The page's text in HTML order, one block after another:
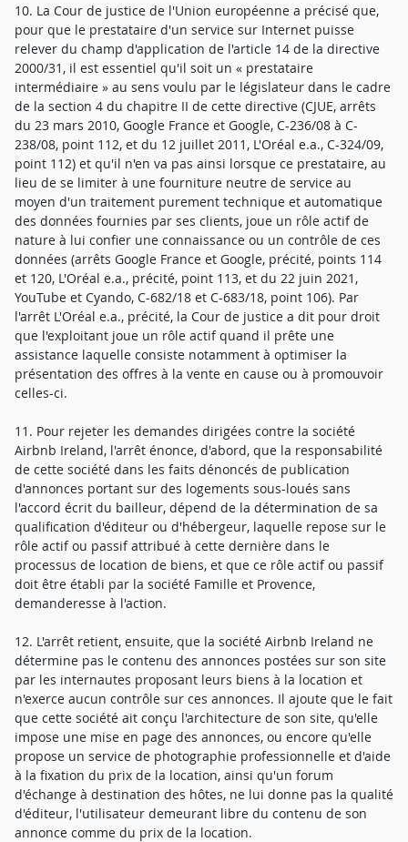
10. La Cour de justice de l'Union européenne a précisé que,
pour que le prestataire d'un service sur Internet puisse
relever du champ d'application de l'article 14 de la directive
2000/31, il est essentiel qu'il soit un « prestataire
intermédiaire » au sens voulu par le législateur dans le cadre
de la section 4 du chapitre II de cette directive (CJUE, arrêts
du 23 mars 2010, Google France et Google, C-236/08 à C-
238/08, point 112, et du 12 juillet 2011, L'Oréal e.a., C-324/09,
point 112) et qu'il n'en va pas ainsi lorsque ce prestataire, au
lieu de se limiter à une fourniture neutre de service au
moyen d'un traitement purement technique et automatique
des données fournies par ses clients, joue un rôle actif de
nature à lui confier une connaissance ou un contrôle de ces
données (arrêts Google France et Google, précité, points 114
et 120, L'Oréal e.a., précité, point 113, et du 22 juin 2021,
YouTube et Cyando, C-682/18 et C-683/18, point 106). Par
l'arrêt L'Oréal e.a., précité, la Cour de justice a dit pour droit
que l'exploitant joue un rôle actif quand il prête une
assistance laquelle consiste notamment à optimiser la
présentation des offres à la vente en cause ou à promouvoir
celles-ci.
11. Pour rejeter les demandes dirigées contre la société
Airbnb Ireland, l'arrêt énonce, d'abord, que la responsabilité
de cette société dans les faits dénoncés de publication
d'annonces portant sur des logements sous-loués sans
l'accord écrit du bailleur, dépend de la détermination de sa
qualification d'éditeur ou d'hébergeur, laquelle repose sur le
rôle actif ou passif attribué à cette dernière dans le
processus de location de biens, et que ce rôle actif ou passif
doit être établi par la société Famille et Provence,
demanderesse à l'action.
12. L'arrêt retient, ensuite, que la société Airbnb Ireland ne
détermine pas le contenu des annonces postées sur son site
par les internautes proposant leurs biens à la location et
n'exerce aucun contrôle sur ces annonces. Il ajoute que le fait
que cette société ait conçu l'architecture de son site, qu'elle
impose une mise en page des annonces, ou encore qu'elle
propose un service de photographie professionnelle et d'aide
à la fixation du prix de la location, ainsi qu'un forum
d'échange à destination des hôtes, ne lui donne pas la qualité
d'éditeur, l'utilisateur demeurant libre du contenu de son
annonce comme du prix de la location.